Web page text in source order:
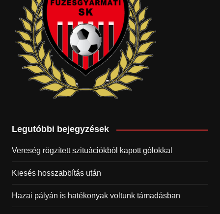
Legutóbbi bejegyzések
Vereség rögzített szituációkból kapott gólokkal
Kiesés hosszabbítás után
Hazai pályán is hatékonyak voltunk támadásban